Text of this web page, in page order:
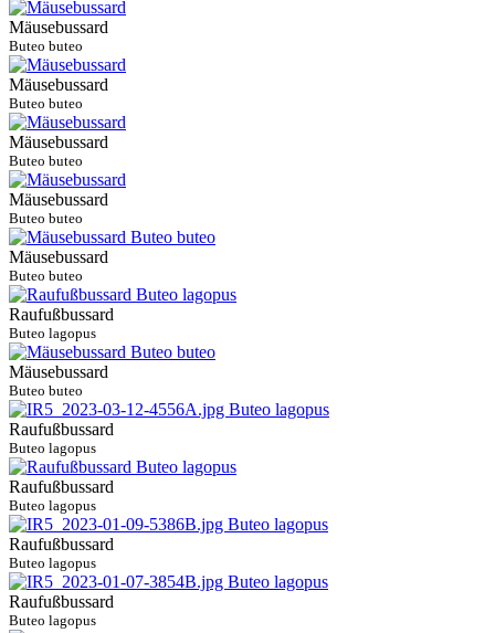
Mäusebussard
Buteo buteo
Mäusebussard
Buteo buteo
Mäusebussard
Buteo buteo
Mäusebussard
Buteo buteo
Mäusebussard
Buteo buteo
Raufußbussard
Buteo lagopus
Mäusebussard
Buteo buteo
Raufußbussard
Buteo lagopus
Raufußbussard
Buteo lagopus
Raufußbussard
Buteo lagopus
Raufußbussard
Buteo lagopus